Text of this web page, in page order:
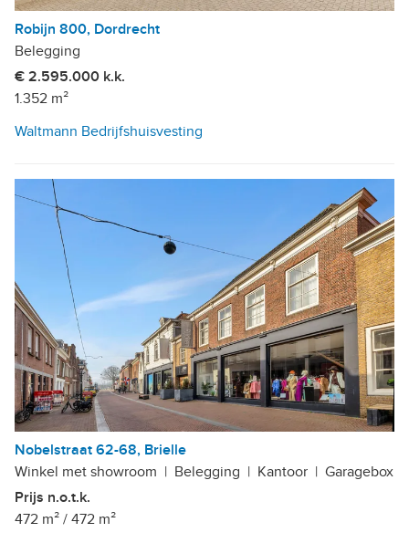
Robijn 800, Dordrecht
Belegging
€ 2.595.000 k.k.
1.352 m²
Waltmann Bedrijfshuisvesting
Nobelstraat 62-68, Brielle
Winkel met showroom | Belegging | Kantoor | Garagebox
Prijs n.o.t.k.
472 m² / 472 m²